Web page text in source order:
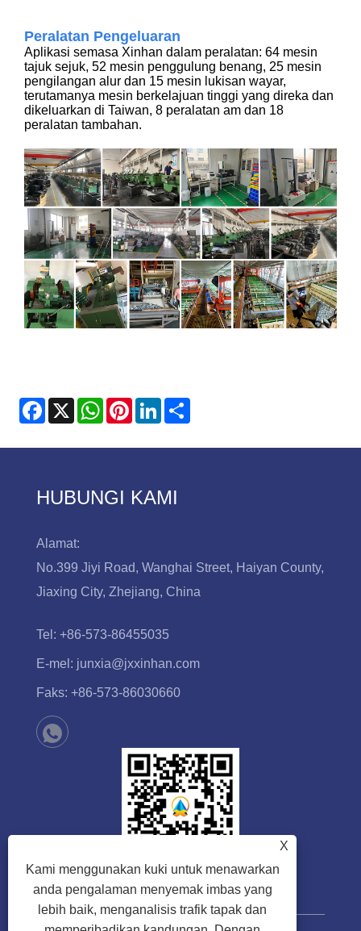
Peralatan Pengeluaran
Aplikasi semasa Xinhan dalam peralatan: 64 mesin
tajuk sejuk, 52 mesin penggulung benang, 25 mesin
pengilangan alur dan 15 mesin lukisan wayar,
terutamanya mesin berkelajuan tinggi yang direka dan
dikeluarkan di Taiwan, 8 peralatan am dan 18
peralatan tambahan.
Facebook
X WhatsApp
PinterestLinkedIn
HUBUNGI KAMI
Alamat:
No.399 Jiyi Road, Wanghai Street, Haiyan County,
Jiaxing City, Zhejiang, China
Tel: +86-573-86455035
E-mel: junxia@jxxinhan.com
Faks: +86-573-86030660
X
Kami menggunakan kuki untuk menawarkan
anda pengalaman menyemak imbas yang
lebih baik, menganalisis trafik tapak dan